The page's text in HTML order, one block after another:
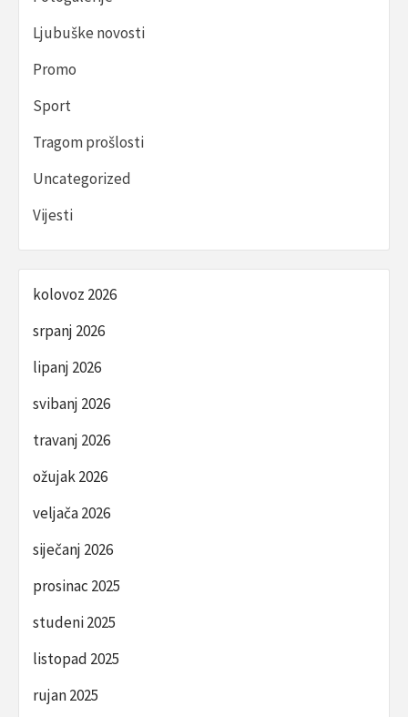
Ljubuške novosti
Promo
Sport
Tragom prošlosti
Uncategorized
Vijesti
kolovoz 2026
srpanj 2026
lipanj 2026
svibanj 2026
travanj 2026
ožujak 2026
veljača 2026
siječanj 2026
prosinac 2025
studeni 2025
listopad 2025
rujan 2025